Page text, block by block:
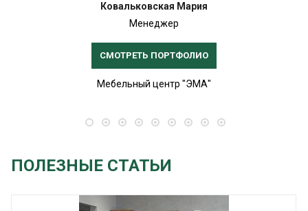
Ковальковская Мария
Менеджер
СМОТРЕТЬ ПОРТФОЛИО
Мебельный центр "ЭМА"
ПОЛЕЗНЫЕ СТАТЬИ